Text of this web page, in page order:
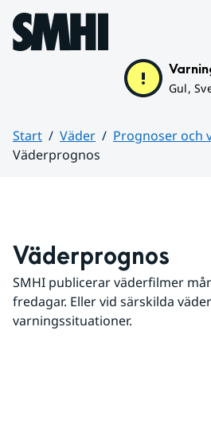
Hoppa till sidans innehåll
Gul,
Start Väder
Prognoser och
Väderprognos
Väderprognos
SMHI publicerar väderfilmer
fredagar. Eller vid särskilda
varningssituationer.